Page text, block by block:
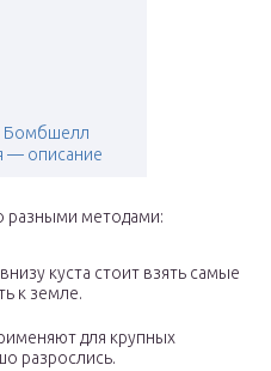
Бомбшелл
— описание
разными методами:
куста стоит взять самые
к земле.
для крупных
разрослись.